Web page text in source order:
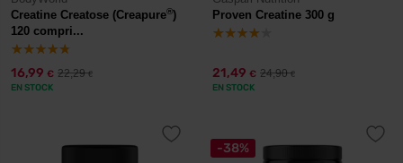
Creatine Creatose (Creapure®)
120 compri...
16,99 € 22,29€
EN STOCK
Proven Creatine 300 g
21,49 € 24,90€
EN STOCK
-38%